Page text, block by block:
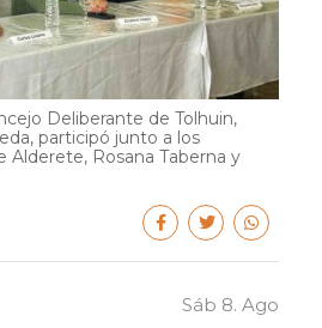
Deliberante de Tolhuin,
participó junto a los
Alderete, Rosana Taberna y
Sáb 8. Ago